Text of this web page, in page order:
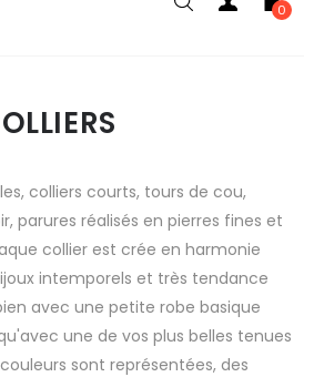
0
colliers courts, tours de cou,
parures réalisés en pierres fines et
collier est crée en harmonie
intemporels et très tendance
avec une petite robe basique
une de vos plus belles tenues
sont représentées, des